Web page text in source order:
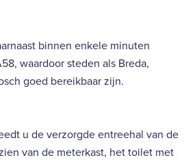
binnen enkele minuten
waardoor steden als Breda,
goed bereikbaar zijn.
u de verzorgde entreehal van de
van de meterkast, het toilet met